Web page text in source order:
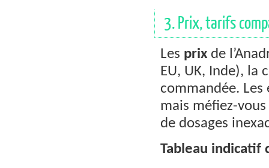
3. Prix, tarifs
Les prix de
EU, UK, Inde),
commandée.
mais méfiez-
de dosages
Tableau indicatif